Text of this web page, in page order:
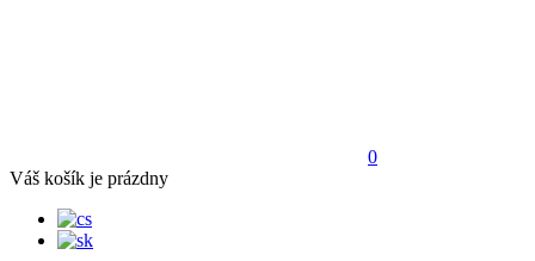
0
Váš košík je prázdny